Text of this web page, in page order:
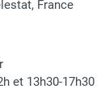
France
et 13h30-17h30